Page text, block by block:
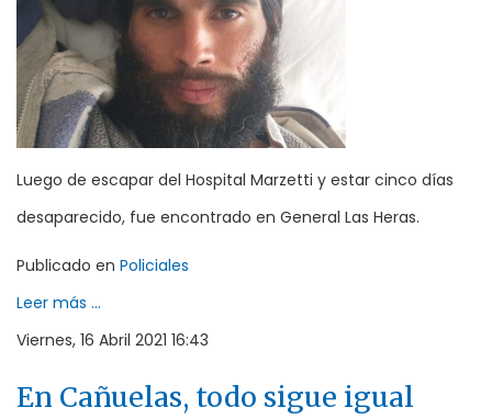
Luego de escapar del Hospital Marzetti y estar cinco días
desaparecido, fue encontrado en General Las Heras.
Publicado en Policiales
Leer más ...
Viernes, 16 Abril 2021 16:43
En Cañuelas, todo sigue igual